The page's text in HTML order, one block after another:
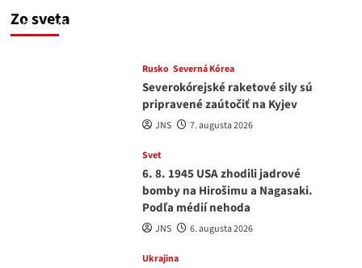
Zo sveta
JNS
Rusko Severná Kórea
Severokórejské raketové sily sú
pripravené zaútočiť na Kyjev
JNS 7. augusta 2026
Svet
6. 8. 1945 USA zhodili jadrové
bomby na Hirošimu a Nagasaki.
Podľa médií nehoda
JNS 6. augusta 2026
Ukrajina